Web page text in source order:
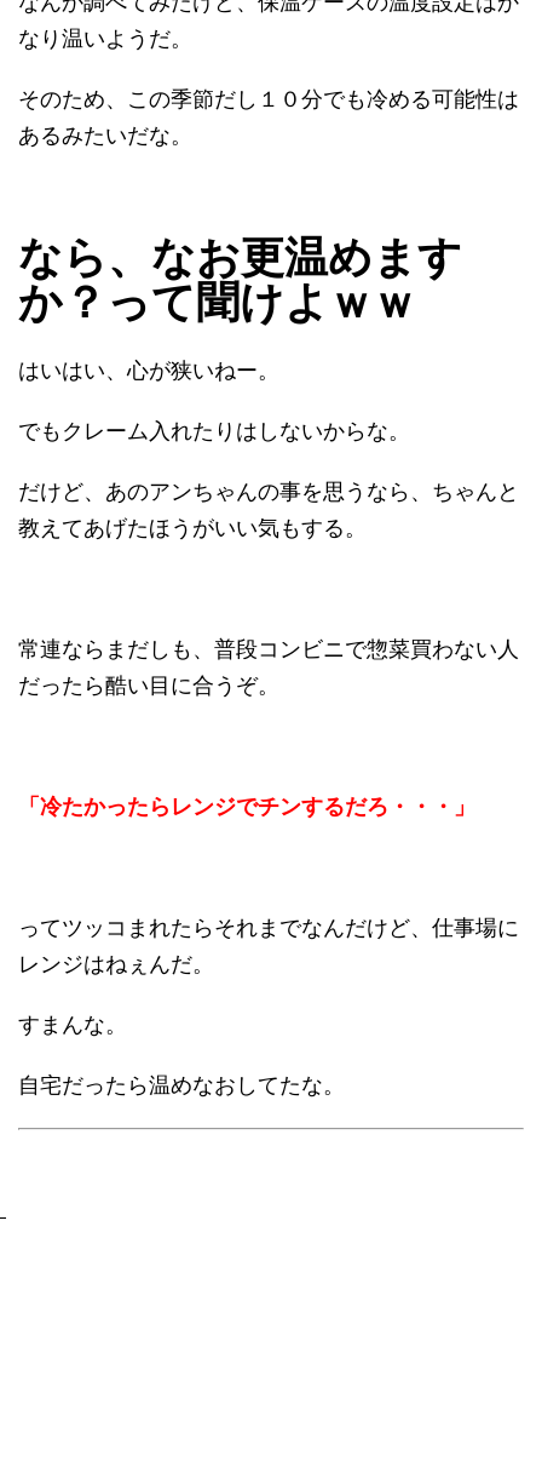
なり温いようだ。
そのため、この季節だし１０分でも冷める可能性は
あるみたいだな。
なら、なお更温めます
か？って聞けよｗｗ
はいはい、心が狭いねー。
でもクレーム入れたりはしないからな。
だけど、あのアンちゃんの事を思うなら、ちゃんと
教えてあげたほうがいい気もする。
常連ならまだしも、普段コンビニで惣菜買わない人
だったら酷い目に合うぞ。
「冷たかったらレンジでチンするだろ・・・」
ってツッコまれたらそれまでなんだけど、仕事場に
レンジはねぇんだ。
すまんな。
自宅だったら温めなおしてたな。